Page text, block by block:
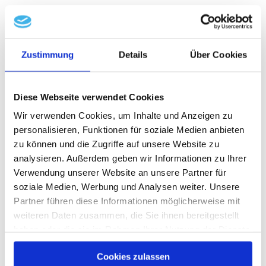
Zustimmung Details Über Cookies
Diese Webseite verwendet Cookies
Wir verwenden Cookies, um Inhalte und Anzeigen zu
personalisieren, Funktionen für soziale Medien anbieten
zu können und die Zugriffe auf unsere Website zu
analysieren. Außerdem geben wir Informationen zu Ihrer
Verwendung unserer Website an unsere Partner für
soziale Medien, Werbung und Analysen weiter. Unsere
Partner führen diese Informationen möglicherweise mit
weiteren Daten zusammen, die Sie ihnen bereitgestellt
gesammelt haben.
Cookies zulassen
haben nun auch Besucher und
Spielen von einer Tribüne aus zusehen zu
können.
Zur Ausstattung gehören neben einem
Fitnessraum auch ein Gymnastikraum, eine
Außen- und Innentribüne (außen teilweise
überdacht), Umkleiden mit Sanitäranlagen
und ein Gemeinschaftsraum.
Ortsansässige Vereine können in Absprache
mit der Gemeinde und dem SV Seeon die
Sportveranstaltungen nutzen. Ebenso steht
Die Sportanlage in Truchtlaching
beheimatet den SV Truchtlaching.
Zu den Sportanlagen gehören ein
Naturrasenfußballfeld, ein Basketballplatz,
ein großer Tennisplatz, eine kleine
Skateanlage und eine Eisstockbahn. Neben
diesen Sportanlagen befindet sich ein
großer Trainingsplatz.
Der aktuelle Hallenbelegungsplan kann
unter der Homepage des SV Truchlaching
↗
mehr lesen